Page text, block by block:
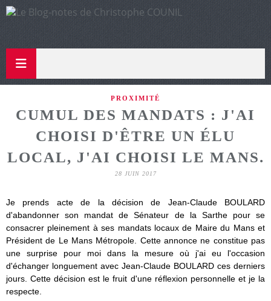
PROXIMITÉ
CUMUL DES MANDATS : J'AI
CHOISI D'ÊTRE UN ÉLU
LOCAL, J'AI CHOISI LE MANS.
28 JUIN 2017
Je prends acte de la décision de Jean-Claude BOULARD
d'abandonner son mandat de Sénateur de la Sarthe pour se
consacrer pleinement à ses mandats locaux de Maire du Mans et
Président de Le Mans Métropole. Cette annonce ne constitue pas
une surprise pour moi dans la mesure où j'ai eu l'occasion
d'échanger longuement avec Jean-Claude BOULARD ces derniers
jours. Cette décision est le fruit d'une réflexion personnelle et je la
respecte.